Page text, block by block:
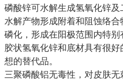
磷酸锌可水解生成氢氧化锌
水解产物形成附着和阻蚀络
磷化，形成在阳极范围内特
胶状氢氧化锌和底材具有很
想的替代品。
三聚磷酸铝无毒性，对皮肤